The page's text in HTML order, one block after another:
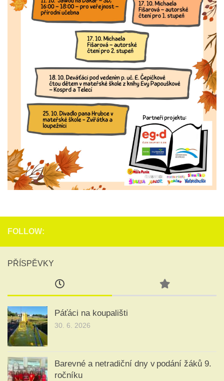
FOLLOW:
PŘÍSPĚVKY
Páťáci na koupališti
30. 6. 2026
Barevné a netradiční dny v podání žáků 9.
ročníku